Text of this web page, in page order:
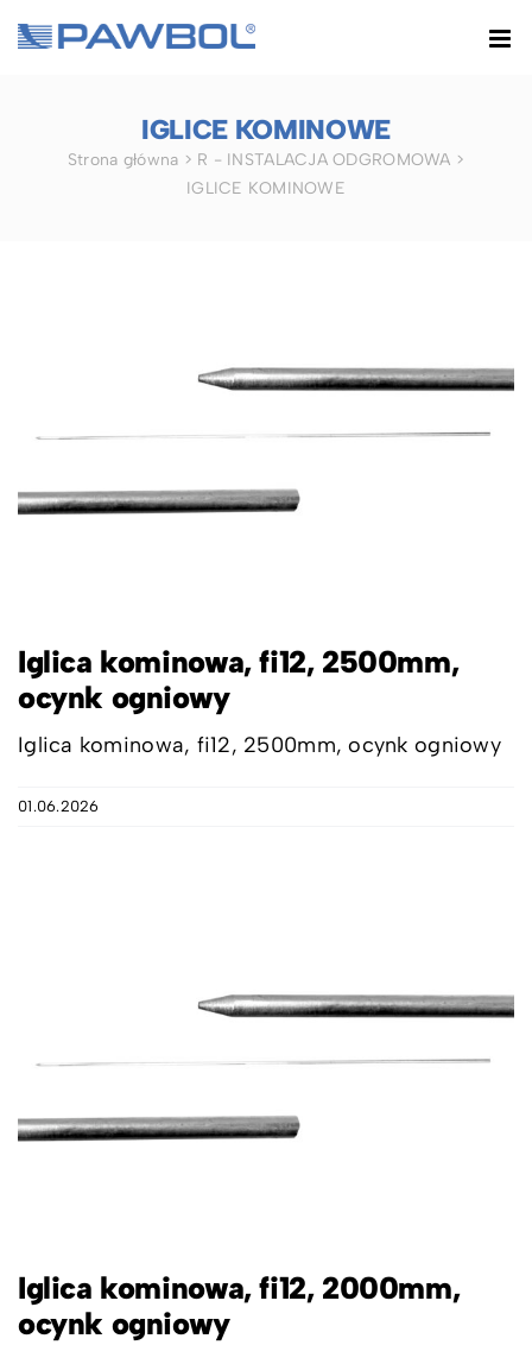
do
IGLICE KOMINOWE
Strona główna > R - INSTALACJA ODGROMOWA >
IGLICE KOMINOWE
Iglica kominowa, fi12, 2500mm,
ocynk ogniowy
Iglica kominowa, fi12, 2500mm, ocynk ogniowy
01.06.2026
Iglica kominowa, fi12, 2000mm,
ocynk ogniowy